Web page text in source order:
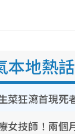
本地熱話